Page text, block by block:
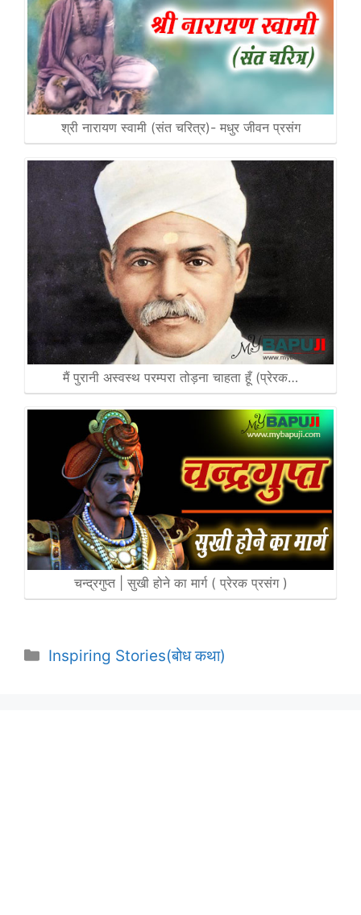
श्री नारायण स्वामी (संत चरित्र)- मधुर जीवन प्रसंग
मैं पुरानी अस्वस्थ परम्परा तोड़ना चाहता हूँ (प्रेरक…
चन्द्रगुप्त | सुखी होने का मार्ग ( प्रेरक प्रसंग )
Categories
Inspiring Stories(बोध कथा)